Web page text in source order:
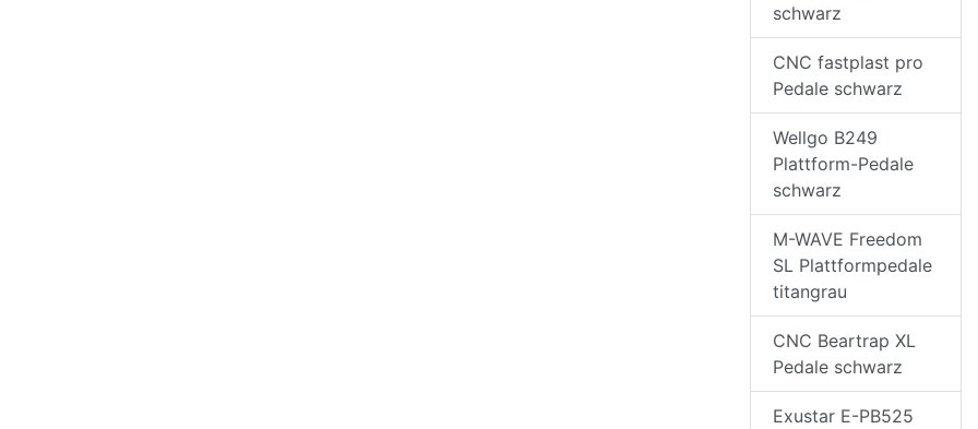
schwarz
CNC fastplast pro
Pedale schwarz
Wellgo B249
Plattform-Pedale
schwarz
M-WAVE Freedom
SL Plattformpedale
titangrau
CNC Beartrap XL
Pedale schwarz
Exustar E-PB525